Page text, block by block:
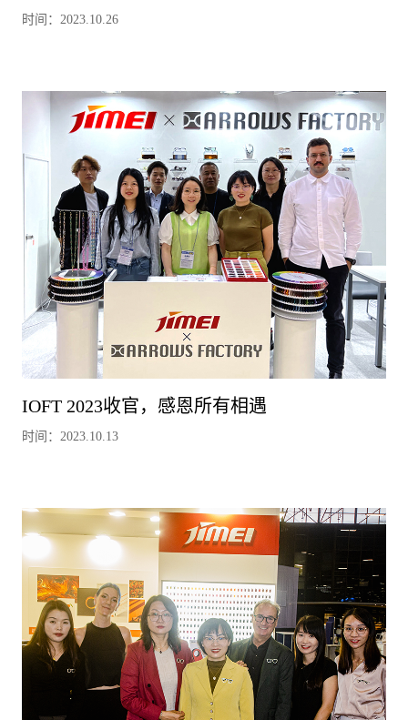
时间：2023.10.26
IOFT 2023收官，感恩所有相遇
时间：2023.10.13